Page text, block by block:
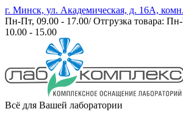
г. Минск, ул. Академическая, д. 16А,
Пн-Пт, 09.00 - 17.00/ Отгрузка товара:
10.00 - 15.00
Всё для Вашей лаборатории